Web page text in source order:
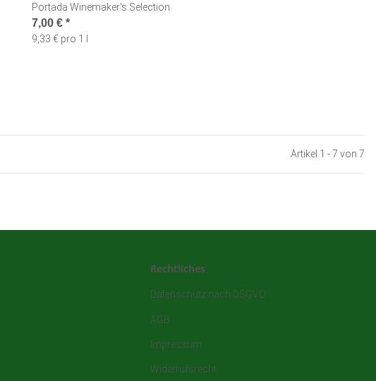
Portada Winemaker's Selection
7,00 € *
9,33 € pro 1 l
Artikel 1 - 7 von 7
Rechtliches
Datenschutz nach DSGVO
AGB
Impressum
Widerrufsrecht